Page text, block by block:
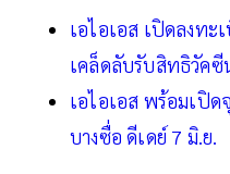
เอไอเอส เปิดลงท
เคล็ดลับรับสิทธิวัคซี
เอไอเอส พร้อมเปิ
บางซื่อ ดีเดย์ 7 มิ.ย.